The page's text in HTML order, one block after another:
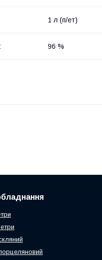
1 л (п/ет)
96 %